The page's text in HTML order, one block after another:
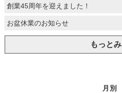
創業45周年を迎えました！
お盆休業のお知らせ
もっと
月別